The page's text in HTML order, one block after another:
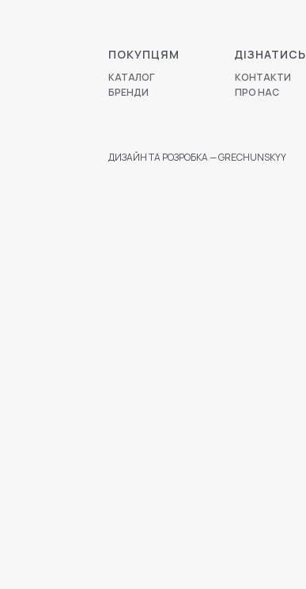
ПРО НАС
ДІЗНАТИСЬ
КОНТАКТИ
КАТАЛОГ
БРЕНДИ
ПОКУПЦЯМ
ДИЗАЙН ТА РОЗРОБКА — GRECHUNSKYY